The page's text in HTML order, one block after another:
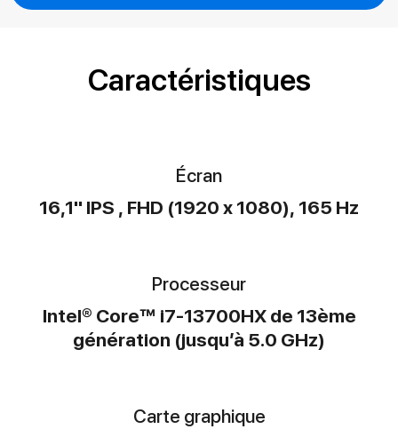
Caractéristiques
Écran
16,1" IPS , FHD (1920 x 1080), 165 Hz
Processeur
Intel® Core™ i7-13700HX de 13ème
génération (jusqu’à 5.0 GHz)
Carte graphique